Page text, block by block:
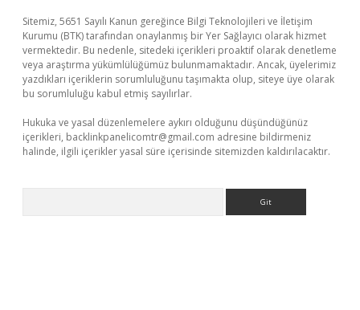
Sitemiz, 5651 Sayılı Kanun gereğince Bilgi Teknolojileri ve İletişim
Kurumu (BTK) tarafından onaylanmış bir Yer Sağlayıcı olarak hizmet
vermektedir. Bu nedenle, sitedeki içerikleri proaktif olarak denetleme
veya araştırma yükümlülüğümüz bulunmamaktadır. Ancak, üyelerimiz
yazdıkları içeriklerin sorumluluğunu taşımakta olup, siteye üye olarak
bu sorumluluğu kabul etmiş sayılırlar.
Hukuka ve yasal düzenlemelere aykırı olduğunu düşündüğünüz
içerikleri, backlinkpanelicomtr@gmail.com adresine bildirmeniz
halinde, ilgili içerikler yasal süre içerisinde sitemizden kaldırılacaktır.